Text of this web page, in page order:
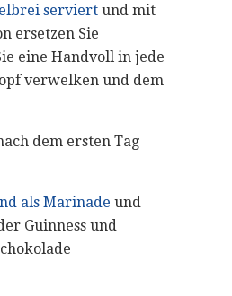
serviert und mit
ersetzen Sie
eine Handvoll in jede
verwelken und dem
dem ersten Tag
als Marinade und
Guinness und